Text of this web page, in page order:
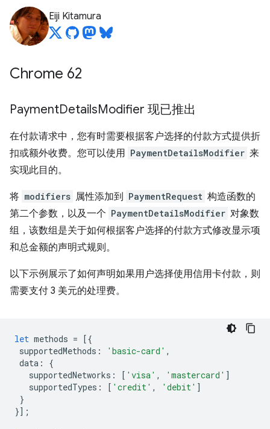
Eiji Kitamura
Chrome 62
PaymentDetailsModifier 现已推出
在付款请求中，您有时需要根据客户选择的付款方式提供折
扣或额外收费。您可以使用 PaymentDetailsModifier 来
实现此目的。
将 modifiers 属性添加到 PaymentRequest 构造函数的
第二个参数，以及一个 PaymentDetailsModifier 对象数
组，该数组是关于如何根据客户选择的付款方式修改显示项
和总金额的声明式规则。
以下示例展示了如何声明如果用户选择使用信用卡付款，则
需要支付 3 美元的处理费。
let methods = [{
supportedMethods : 'basic-card' ,
data :
{
supportedNetworks : [ 'visa' , 'mastercard' ]
supportedTypes : [ 'credit' , 'debit' ]
}
}];